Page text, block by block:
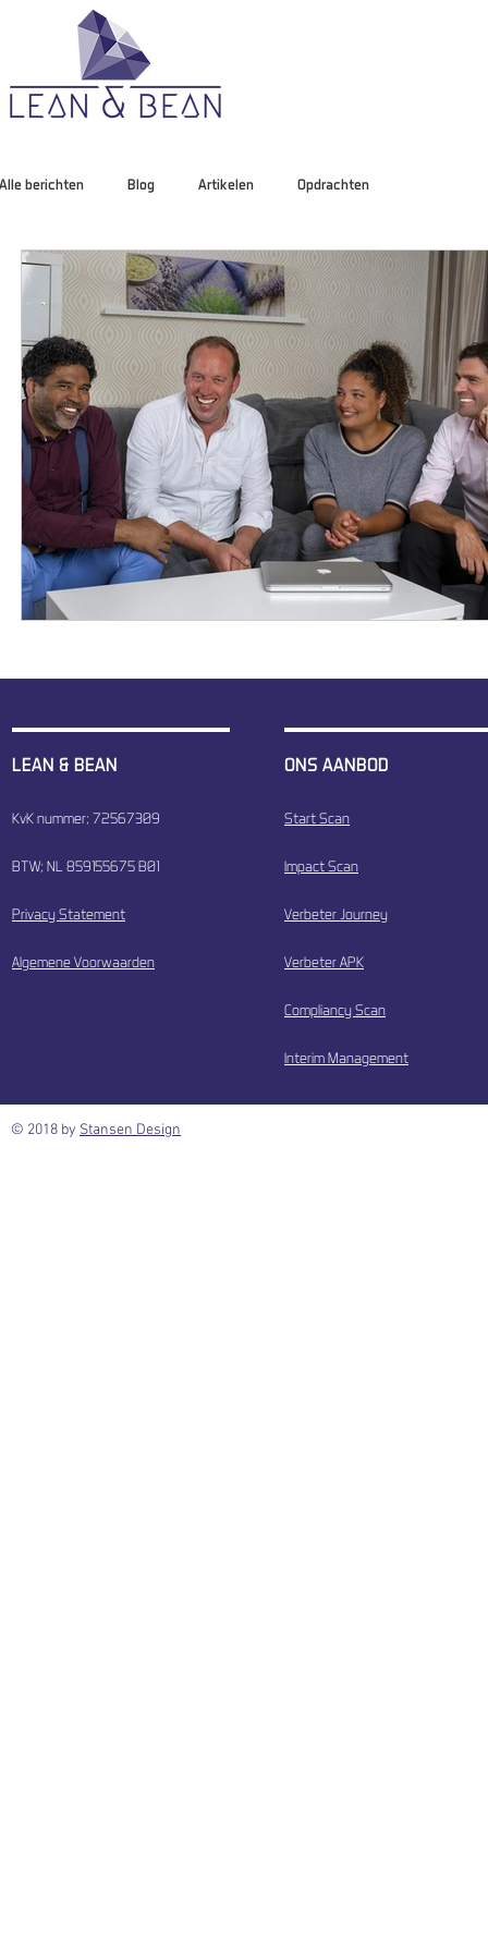
Alle berichten Blog Artikelen Opdrachten
LEAN & BEAN
KvK nummer; 72567309
BTW; NL 859155675 B01
Privacy Statement
Algemene Voorwaarden
ONS AANBOD
Start Scan
Impact Scan
Verbeter Journey
Verbeter APK
Compliancy Scan
Interim Management
© 2018 by Stansen Design